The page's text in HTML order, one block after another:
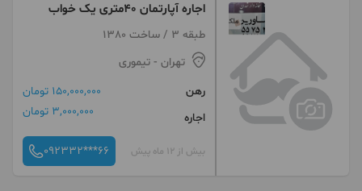
اجاره آپارتمان ۴۰متری یک خواب
طبقه 3 / ساخت 1380
تهران - تیموری
رهن
150,000,000 تومان
اجاره
3,000,000 تومان
بیش از 12 ماه پیش 092332***66